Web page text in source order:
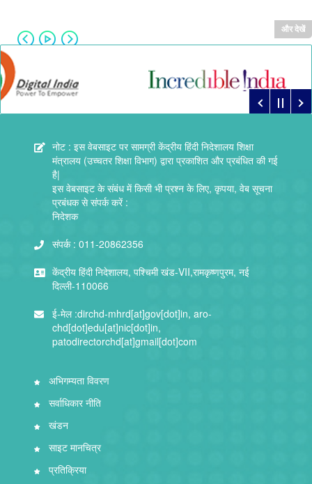
और देखें
नोट : इस वेबसाइट पर सामग्री केंद्रीय हिंदी निदेशालय शिक्षा
मंत्रालय (उच्चतर शिक्षा विभाग) द्वारा प्रकाशित और प्रबंधित की गई
है|
इस वेबसाइट के संबंध में किसी भी प्रश्न के लिए, कृपया, वेब सूचना
प्रबंधक से संपर्क करें :
निदेशक
संपर्क : 011-20862356
केंद्रीय हिंदी निदेशालय, पश्चिमी खंड-VII,रामकृष्णपुरम, नई
दिल्ली-110066
ई-मेल :dirchd-mhrd[at]gov[dot]in, aro-
chd[dot]edu[at]nic[dot]in,
patodirectorchd[at]gmail[dot]com
अभिगम्यता विवरण
सर्वाधिकार नीति
खंडन
साइट मानचित्र
प्रतिक्रिया